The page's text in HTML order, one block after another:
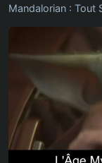
Mandalorian : Tout